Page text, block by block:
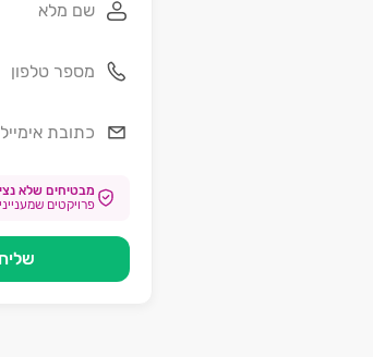
מבטיחים שלא
פרויקטים